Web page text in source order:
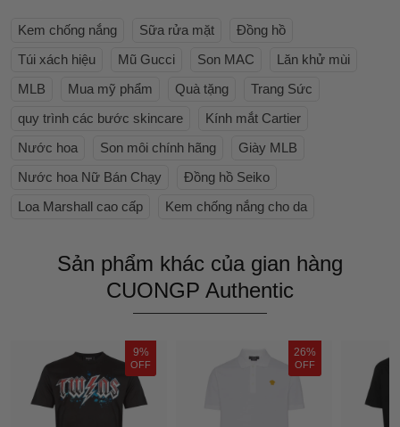
Kem chống nắng Sữa rửa mặt
Đồng hồ
Túi xách hiệu
Mũ Gucci Son MAC
Lăn khử mùi
MLB
Mua mỹ phẩm Quà tặng
Trang Sức
quy trình các bước skincare
Kính mắt Cartier
Nước hoa
Son môi chính hãng
Giày MLB
Nước hoa Nữ Bán Chạy
Đồng hồ Seiko
Loa Marshall cao cấp
Kem chống nắng cho da
Sản phẩm khác của gian hàng
CUONGP Authentic
9%
OFF
26%
OFF